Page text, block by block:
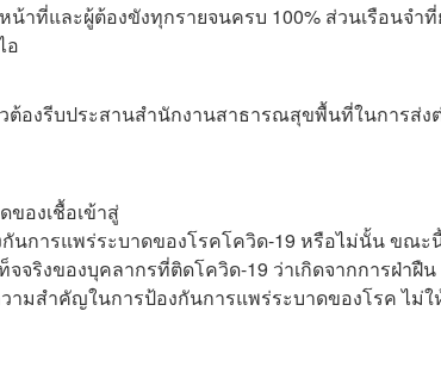
น้าที่และผู้ต้องขังทุกรายจนครบ 100% ส่วนเรือนจำที่
อ
องรีบประสานสำนักงานสาธารณสุขพื้นที่ในการส่ง
องเชื้อเข้าสู่
กันการแพร่ระบาดของโรคโควิด-19 หรือไม่นั้น ขณะ
ริงของบุคลากรที่ติดโควิด-19 ว่าเกิดจากการฝ่าฝืน
ามสำคัญในการป้องกันการแพร่ระบาดของโรค ไม่ใ